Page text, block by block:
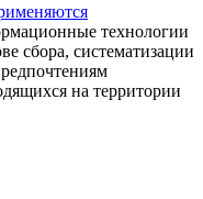
технологии
сбора, систематизации
на территории